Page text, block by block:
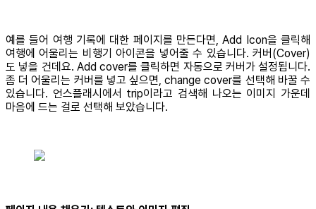
예를 들어 여행 기록에 대한 페이지를 만든다면, Add Icon을 클릭해
여행에 어울리는 비행기 아이콘을 넣어줄 수 있습니다. 커버(Cover)
도 넣을 건데요. Add cover를 클릭하면 자동으로 커버가 설정됩니다.
좀 더 어울리는 커버를 넣고 싶으면, change cover를 선택해 바꿀 수
있습니다. 언스플래시에서 trip이라고 검색해 나오는 이미지 가운데
마음에 드는 걸로 선택해 보았습니다.